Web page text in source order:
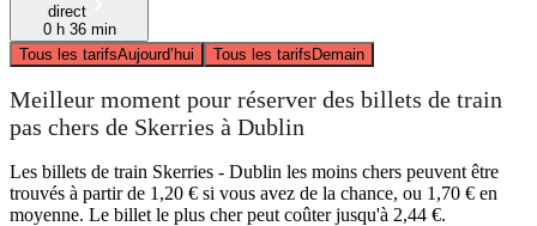
direct
0 h 36 min
Tous les tarifsAujourd’hui Tous les tarifsDemain
Meilleur moment pour réserver des billets de train
pas chers de Skerries à Dublin
Les billets de train Skerries - Dublin les moins chers peuvent être
trouvés à partir de 1,20 € si vous avez de la chance, ou 1,70 € en
moyenne. Le billet le plus cher peut coûter jusqu'à 2,44 €.